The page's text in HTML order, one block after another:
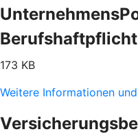
Berufshaftpflicht
173 KB
Weitere Informationen